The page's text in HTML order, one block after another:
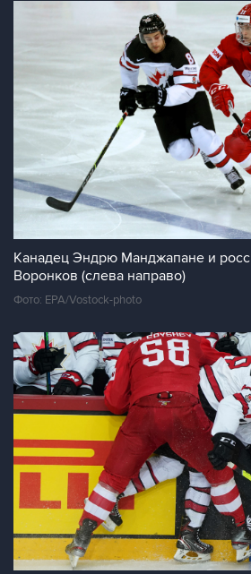
Канадец Эндрю Манджапане и
Воронков (слева направо)
Фото: EPA/Vostock-photo